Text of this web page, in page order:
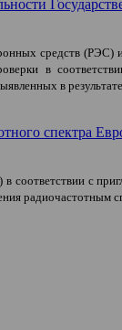
средств
в
в
спектра
соответствии с
радиочастотным